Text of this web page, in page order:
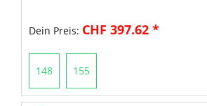
Dein Preis: CHF 397.62 *
148 155